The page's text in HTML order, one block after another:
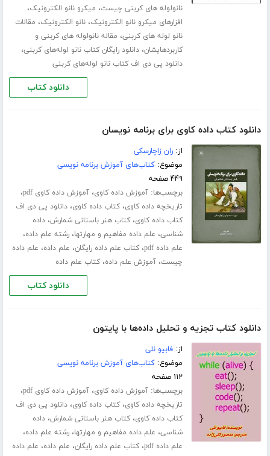
نانولوله های کربنی چیست، میکرو نانو الکترونیک،
افزارهای میکرو نانو الکترونیک،نانو الکترونیک، مقالات
نانو لوله های کربنی، مقاله نانولوله های کربنی و
کاربردهایشان،دانلود رایگان کتاب نانو لوله‌های کربنی،
دانلود پی دی اف کتاب نانو لوله‌های کربنی
دانلود کتاب
دانلود کتاب داده کاوی برای برنامه نویسان
از:ران زاچارسکی
موضوع:کتاب‌های آموزش برنامه نویسی
۴۴۹ صفحه
برچسب‌ها:آموزش داده کاوی،آموزش داده کاوی pdf ،
تاریخچه داده کاوی،کتاب داده کاوی،دانلود پی دی اف
کتاب داده کاوی،کتاب هنر باستانی شمارش،داده
شناسی، علم داده مفاهیم و مهارتها،رشته علم داده،
علم داده pdf ،کتاب علم داده رایگان، علم داده، علم داده
چیست،آموزش علم داده،کتاب علم داده
دانلود کتاب
دانلود کتاب تجزیه و تحلیل داده‌ها با پایتون
از:فابیو نلی
موضوع:کتاب‌های آموزش برنامه نویسی
۱۱۲ صفحه
برچسب‌ها:آموزش داده کاوی،آموزش داده کاوی pdf ،
تاریخچه داده کاوی،کتاب داده کاوی،دانلود پی دی اف
کتاب داده کاوی،کتاب هنر باستانی شمارش،داده
شناسی، علم داده مفاهیم و مهارتها،رشته علم داده،
علم داده pdf ،کتاب علم داده رایگان، علم داده، علم داده